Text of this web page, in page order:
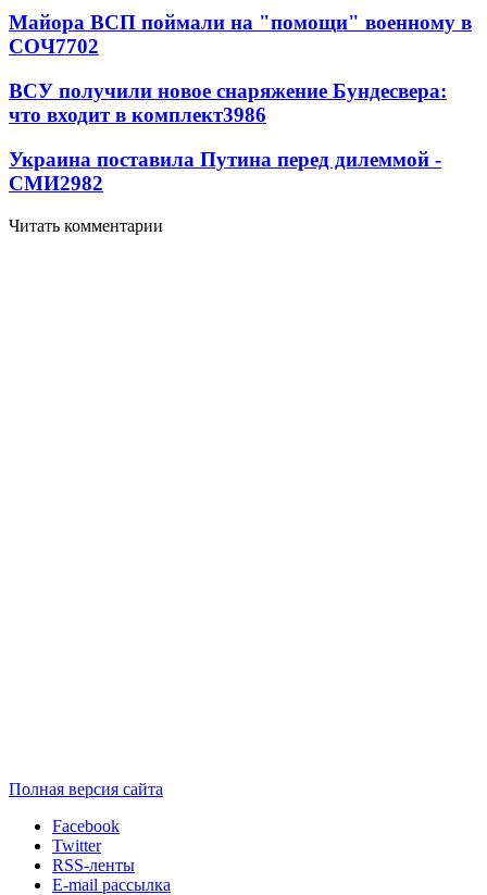
Майора ВСП поймали на "помощи" военному в
СОЧ7702
ВСУ получили новое снаряжение Бундесвера:
что входит в комплект3986
Украина поставила Путина перед дилеммой -
СМИ2982
Читать комментарии
Полная версия сайта
Facebook
Twitter
RSS-ленты
E-mail рассылка